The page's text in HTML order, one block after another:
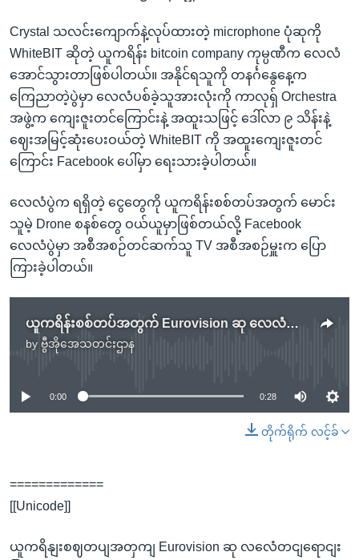
Crystal သလင်းကျောက်နဲ့လုပ်ထားတဲ့ microphone ပုံဆုကို
WhiteBIT ဆိုတဲ့ ယူကရိန်း bitcoin company ကုမ္ပဏီက လေလံ
အောင်သွားတာဖြစ်ပါတယ်။ အနိုင်ရသူကို တနင်္ဂနွေနေ့က
ကြေညာတဲ့ပွဲမှာ လေလံပစ်ခဲ့သူအားလုံးကို ကာလုရှ် Orchestra
အဖွဲ့က ကျေးဇူးတင်ကြောင်းနဲ့ အထူးသဖြင့် ဒေါ်လာ ၉ သိန်းနဲ့
ဈေးအမြင့်ဆုံးပေးဝယ်တဲ့ WhiteBIT ကို အထူးကျေးဇူးတင်
ကြောင်း Facebook ပေါ်မှာ ရေးသားခဲ့ပါတယ်။
လေလံပွဲက ရရှိတဲ့ ငွေတွေကို ယူကရိန်းစစ်တပ်အတွက် မောင်း
သူမဲ့ Drone စနစ်တွေ ဝယ်ယူမှာဖြစ်တယ်လို့ Facebook
လေလံပွဲမှာ အစီအစဉ်တင်ဆက်သူ TV အစီအစဉ်မှူးက ပြော
ကြားခဲ့ပါတယ်။
ယူကရိန်းစစ်တပ်အတွက် Eurovision ဆု လေလံတင်ရောင်းချ
by ဗွီအိုအေသတင်းဌာန
No media source currently available
0:00 0:28
တိုက်ရိုက် လင့်ခ်
=============
[[Unicode]]
ယူကရိနျးစဈတပျအတှကျ Eurovision ဆု လလေံတငျရောငျး